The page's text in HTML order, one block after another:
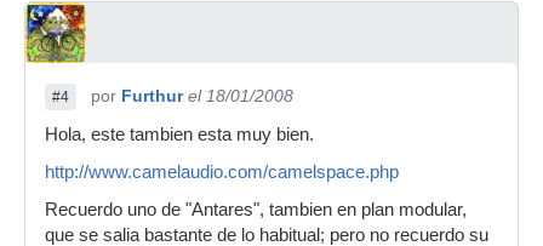
#4 por Furthur el 18/01/2008
Hola, este tambien esta muy bien.
http://www.camelaudio.com/camelspace.php
Recuerdo uno de "Antares", tambien en plan modular,
que se salia bastante de lo habitual; pero no recuerdo su